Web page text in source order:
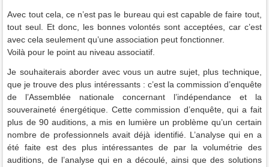
Avec tout cela, ce n’est pas le bureau qui est capable de faire tout,
tout seul. Et donc, les bonnes volontés sont acceptées, car c’est
avec cela seulement qu’une association peut fonctionner.
Voilà pour le point au niveau associatif.
Je souhaiterais aborder avec vous un autre sujet, plus technique,
que je trouve des plus intéressants : c’est la commission d’enquête
de l’Assemblée nationale concernant l’indépendance et la
souveraineté énergétique. Cette commission d’enquête, qui a fait
plus de 90 auditions, a mis en lumière un problème qu’un certain
nombre de professionnels avait déjà identifié. L’analyse qui en a
été faite est des plus intéressantes de par la volumétrie des
auditions, de l’analyse qui en a découlé, ainsi que des solutions